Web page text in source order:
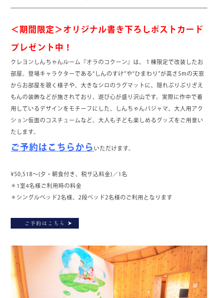
＜期間限定＞オリジナル書き下ろしポストカード
プレゼント中！
クレヨンしんちゃんルーム『オラのコクーン』は、１棟限定で改装したお
部屋。登場キャラクターである“しんのすけ”や“ひまわり”が高さ5mの天窓
からお部屋を覗く様子や、大きなシロのラグマットに、隠れぶりぶりざえ
もんの装飾などが施されており、遊び心が盛り沢山です。実際に作中で着
用しているデザインをモチーフにした、しんちゃんパジャマ、大人用アク
ション仮面のコスチュームなど、大人も子ども楽しめるグッズをご用意い
たします。
ご予約はこちらから いただけます。
¥50,518～(夕・朝食付き、税サ込料金)／1名
＊1室4名様ご利用時の料金
＊シングルベッド2名様、2段ベッド2名様のご利用となります
ご予約はこちら